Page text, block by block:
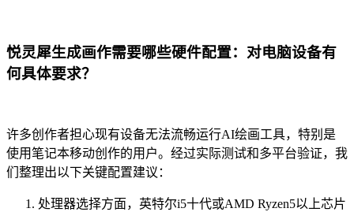
悦灵犀生成画作需要哪些硬件配置：对电脑设备有
何具体要求？
许多创作者担心现有设备无法流畅运行AI绘画工具，特别是
使用笔记本移动创作的用户。经过实际测试和多平台验证，我
们整理出以下关键配置建议：
处理器选择方面，英特尔i5十代或AMD Ryzen5以上芯片